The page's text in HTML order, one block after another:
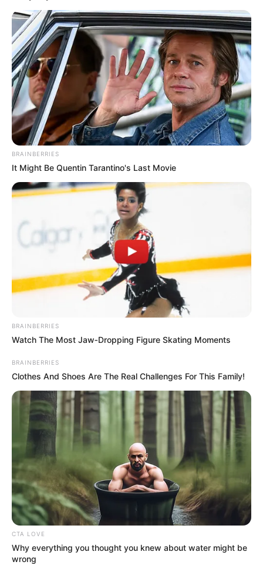
BRAINBERRIES
It Might Be Quentin Tarantino's Last Movie
BRAINBERRIES
Watch The Most Jaw‑Dropping Figure Skating Moments
BRAINBERRIES
Clothes And Shoes Are The Real Challenges For This Family!
CTA LOVE
Why everything you thought you knew about water might be
wrong